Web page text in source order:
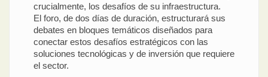
crucialmente, los desafíos de su infraestructura.
El foro, de dos días de duración, estructurará sus
debates en bloques temáticos diseñados para
conectar estos desafíos estratégicos con las
soluciones tecnológicas y de inversión que requiere
el sector.